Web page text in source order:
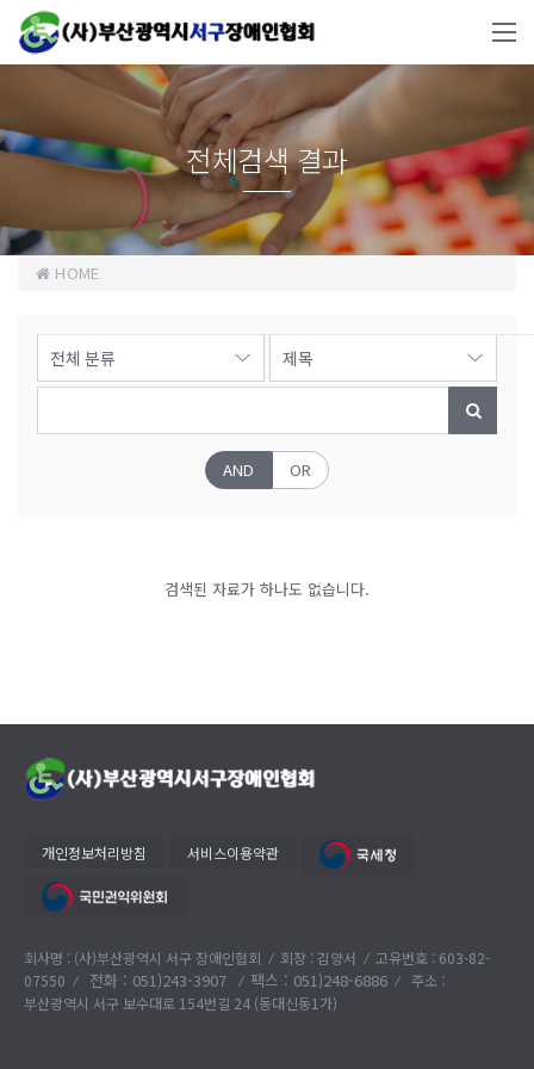
전체검색 결과
HOME
AND OR
검색된 자료가 하나도 없습니다.
개인정보처리방침 서비스이용약관
회사명 : (사)부산광역시 서구 장애인협회 회장 : 김양서
고유번호 : 603-82-
07550
전화 : 051)243-3907 팩스 : 051)248-6886
주소 :
부산광역시 서구 보수대로 154번길 24 (동대신동1가)